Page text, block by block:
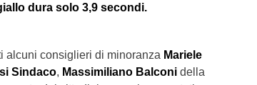
dura solo 3,9 secondi.
alcuni consiglieri di minoranza Mariele
Sindaco, Massimiliano Balconi della